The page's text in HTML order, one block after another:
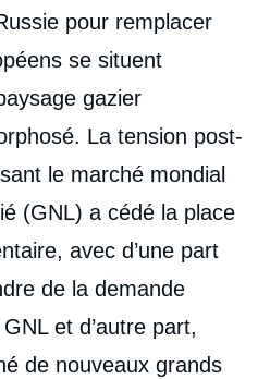
pour remplacer
se situent
gazier
La tension post-
le marché mondial
(GNL) a cédé la place
avec d’une part
de la demande
et d’autre part,
de nouveaux grands